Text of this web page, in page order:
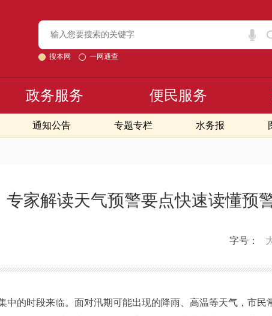
搜本网 一网通查
政务服务 便民服务
通知公告 专题专栏 水务报
专家解读天气预警要点快速读懂预
字号：
时段来临。面对汛期可能出现的降雨、高温等天气，市民